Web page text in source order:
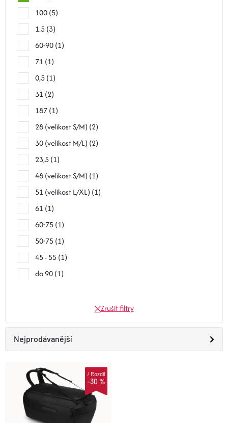
100 5
1.5 3
60-90 1
71 1
0,5 1
31 2
187 1
28 (velikost S/M) 2
30 (velikost M/L) 2
23,5 1
48 (velikost S/M) 1
51 (velikost L/XL) 1
61 1
60-75 1
50-75 1
45 - 55 1
do 90 1
Zrušit filtry
Ř
Nejprodávanější
Nejlevnější
Nejdražší
–30 %
iRozdíl